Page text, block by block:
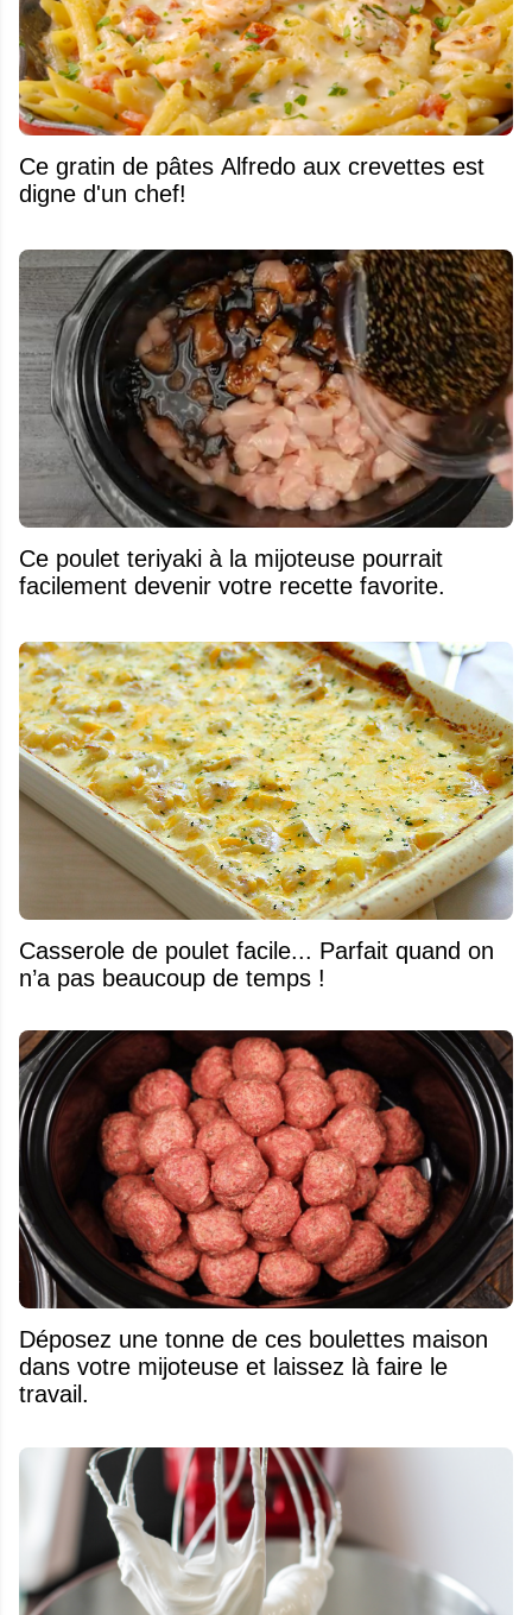
Ce gratin de pâtes Alfredo aux crevettes est
digne d'un chef!
Ce poulet teriyaki à la mijoteuse pourrait
facilement devenir votre recette favorite.
Casserole de poulet facile... Parfait quand on
n’a pas beaucoup de temps !
Déposez une tonne de ces boulettes maison
dans votre mijoteuse et laissez là faire le
travail.